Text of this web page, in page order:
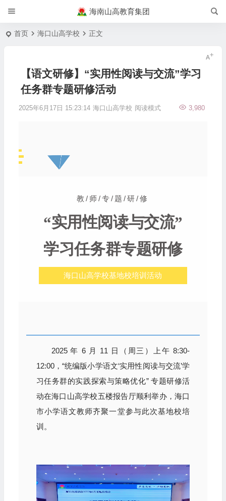
海南山高教育集团
首页 海口山高学校 正文
【语文研修】“实用性阅读与交流”学习
任务群专题研修活动
2025年6月17日 15:23:14 海口山高学校 3,980
阅读模式
教/师/专/题/研/修
“实用性阅读与交流”
学习任务群专题研修
海口山高学校基地校培训活动
2025 年 6 月 11 日（周三）上午 8:30-
12:00，“统编版小学语文‘实用性阅读与交流’学
习任务群的实践探索与策略优化” 专题研修活
动在海口山高学校五楼报告厅顺利举办，海口
市小学语文教师齐聚一堂参与此次基地校培
训。